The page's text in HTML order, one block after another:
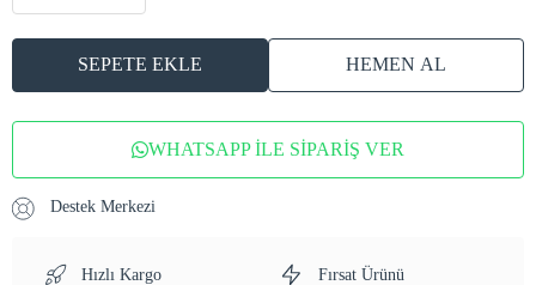
SEPETE EKLE HEMEN AL
WHATSAPP İLE SİPARİŞ VER
Destek Merkezi
Hızlı Kargo Fırsat Ürünü